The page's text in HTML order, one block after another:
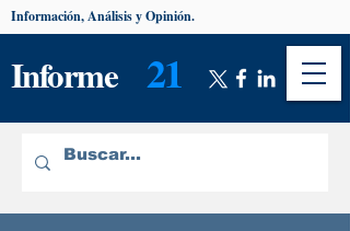
Informe 21
Información, Análisis y Opinión.